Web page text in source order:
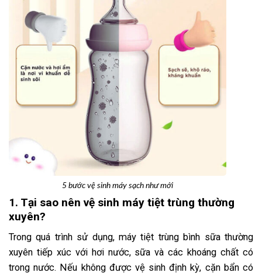
5 bước vệ sinh máy sạch như mới
1. Tại sao nên vệ sinh máy tiệt trùng thường
xuyên?
Trong quá trình sử dụng, máy tiệt trùng bình sữa thường
xuyên tiếp xúc với hơi nước, sữa và các khoáng chất có
trong nước. Nếu không được vệ sinh định kỳ, cặn bẩn có